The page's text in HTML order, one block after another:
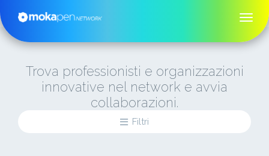
Trova professionisti e organizzazioni
innovative nel network e avvia
collaborazioni.
Filtri